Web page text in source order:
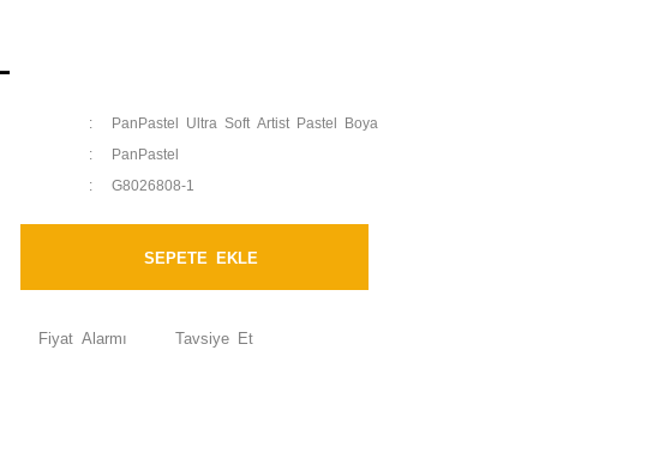
PanPastel Ultra Soft Artist Pastel Boya
PanPastel
G8026808-1
SEPETE EKLE
Fiyat Alarmı Tavsiye Et